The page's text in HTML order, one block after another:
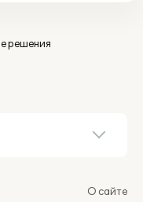
решения
О сайте